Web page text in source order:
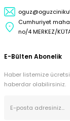
Cumhuriyet
no/4 MERKEZ/
E-Bülten Abonelik
Haber listemize
haberdar olabilirsiniz.